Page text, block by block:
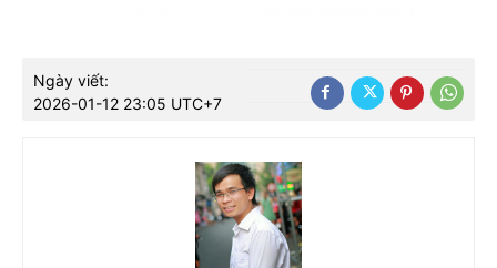
Ngày viết:
2026-01-12 23:05 UTC+7